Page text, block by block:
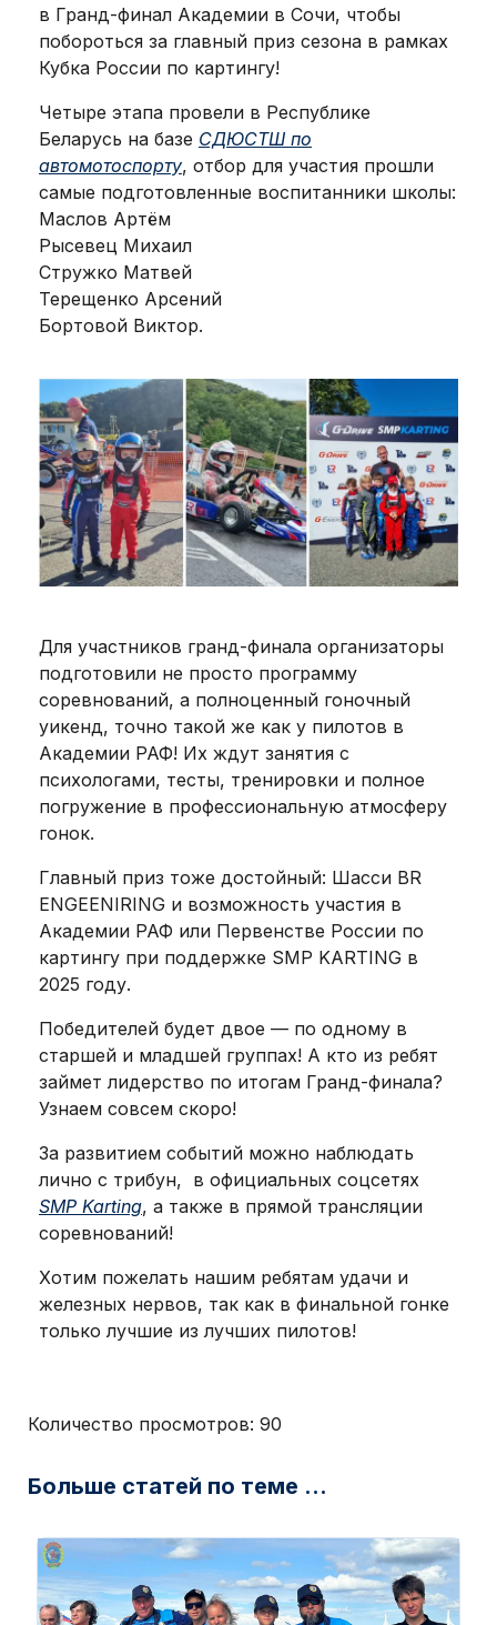
в Гранд-финал Академии в Сочи, чтобы
побороться за главный приз сезона в рамках
Кубка России по картингу!
Четыре этапа провели в Республике
Беларусь на базе СДЮСТШ по
автомотоспорту, отбор для участия прошли
самые подготовленные воспитанники школы:
Маслов Артём
Рысевец Михаил
Стружко Матвей
Терещенко Арсений
Бортовой Виктор.
Для участников гранд-финала организаторы
подготовили не просто программу
соревнований, а полноценный гоночный
уикенд, точно такой же как у пилотов в
Академии РАФ! Их ждут занятия с
психологами, тесты, тренировки и полное
погружение в профессиональную атмосферу
гонок.
Главный приз тоже достойный: Шасси BR
ENGEENIRING и возможность участия в
Академии РАФ или Первенстве России по
картингу при поддержке SMP KARTING в
2025 году.
Победителей будет двое — по одному в
старшей и младшей группах! А кто из ребят
займет лидерство по итогам Гранд-финала?
Узнаем совсем скоро!
За развитием событий можно наблюдать
лично с трибун, в официальных соцсетях
SMP Karting, а также в прямой трансляции
соревнований!
Хотим пожелать нашим ребятам удачи и
железных нервов, так как в финальной гонке
только лучшие из лучших пилотов!
Количество просмотров: 90
Больше статей по теме ...